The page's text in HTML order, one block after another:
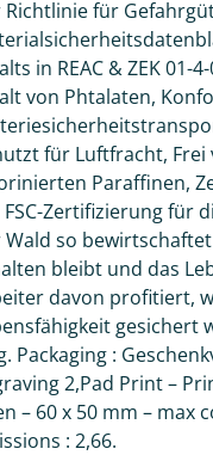
für
in REAC & ZEK
von Phtalaten,
für Luftfracht,
Paraffinen,
FSC-Zertifizierung für
Wald so
bleibt und das
davon profitiert,
gesichert
Packaging :
2,Pad Print –
– 60 x 50 mm – max
: 2,66.